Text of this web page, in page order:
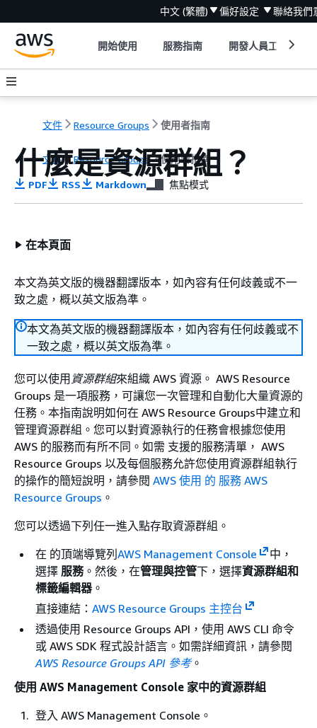
中文 (繁體) 偏好設定 聯絡我們
開始使用 服務指南 開發人員工具
文件 Resource Groups 使用者指南
文件 Resource Groups 使用者指南
什麼是資源群組？
PDF RSS Markdown 焦點模式
在本頁面
本文為英文版的機器翻譯版本，如內容有任何歧義或不一
致之處，概以英文版為準。
本文為英文版的機器翻譯版本，如內容有任何歧義或不
一致之處，概以英文版為準。
您可以使用 資源群組來組織 AWS 資源。 AWS Resource
Groups 是一項服務，可讓您一次管理和自動化大量資源的
任務。本指南說明如何在 AWS Resource Groups中建立和
管理資源群組。您可以對資源執行的任務會根據您使用
AWS 的服務而有所不同。如需 支援的服務清單， AWS
Resource Groups 以及每個服務允許您使用資源群組執行
的操作的簡短說明，請參閱 AWS 使用 的 服務 AWS
Resource Groups 。
您可以透過下列任一進入點存取資源群組。
在 的頂端導覽列 AWS Management Console
中，
選擇 服務。然後，在管理與控管下，選擇資源群組和
標籤編輯器 。
直接連結： AWS Resource Groups 主控台
透過使用 Resource Groups API，使用 AWS CLI 命令
或 AWS SDK 程式設計語言。如需詳細資訊，請參閱
AWS Resource Groups API 參考。
使用 AWS Management Console 家中的資源群組
登入 AWS Management Console。